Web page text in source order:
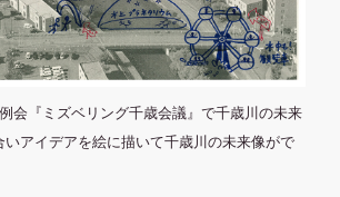
会『ミズベリング千歳会議』で千歳川の未来
いアイデアを絵に描いて千歳川の未来像がで